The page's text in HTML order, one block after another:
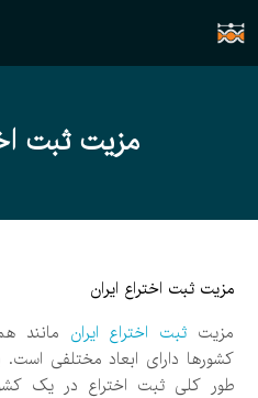
مزیت ثبت
مزیت ثبت اختراع ایران
مزیتثبت اختراع ایران مانند
کشورها دارای ابعاد مختلفی است.
طور کلی ثبت اختراع در یک